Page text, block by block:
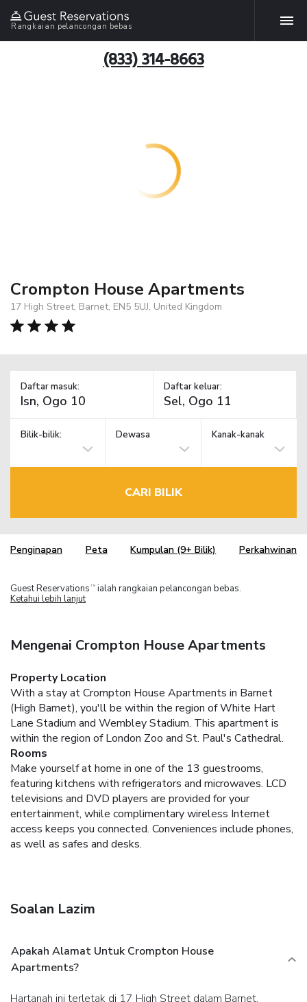
Rangkaian pelancongan bebas
(833) 314-8663
Crompton House Apartments
17 High Street, Barnet, EN5 5UJ, United Kingdom
Daftar masuk: Daftar keluar:
Bilik-bilik: Dewasa Kanak-kanak
CARI BILIK
Penginapan Peta Kumpulan (9+ Bilik) Perkahwinan
Guest Reservations TM ialah rangkaian pelancongan bebas.
Ketahui lebih lanjut
Mengenai Crompton House Apartments
Property Location
With a stay at Crompton House Apartments in Barnet
(High Barnet), you'll be within the region of White Hart
Lane Stadium and Wembley Stadium. This apartment is
within the region of London Zoo and St. Paul's Cathedral.
Rooms
Make yourself at home in one of the 13 guestrooms,
featuring kitchens with refrigerators and microwaves. LCD
televisions and DVD players are provided for your
entertainment, while complimentary wireless Internet
access keeps you connected. Conveniences include phones,
as well as safes and desks.
Soalan Lazim
Apakah Alamat Untuk Crompton House
Apartments?
Hartanah ini terletak di 17 High Street dalam Barnet.